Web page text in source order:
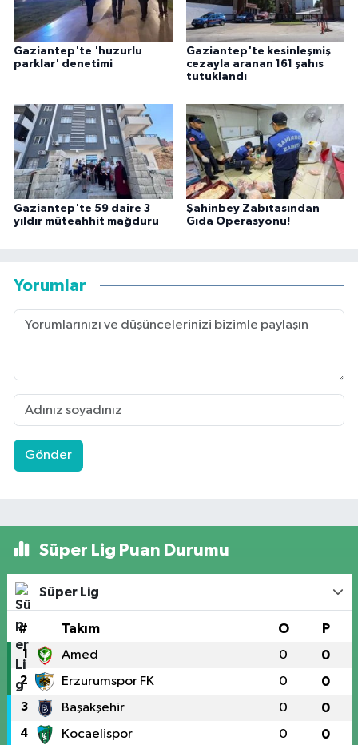
Gaziantep'te 'huzurlu
parklar' denetimi
Gaziantep'te kesinleşmiş
cezayla aranan 161 şahıs
tutuklandı
Gaziantep'te 59 daire 3
yıldır müteahhit mağduru
Şahinbey Zabıtasından
Gıda Operasyonu!
Yorumlar
Gönder
Süper Lig Puan Durumu
Süper Lig
# Takım O P
1 Amed 0 0
2 Erzurumspor FK 0 0
3 Başakşehir 0 0
4 Kocaelispor 0 0